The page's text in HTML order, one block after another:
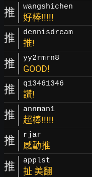
推 wangshichen
好棒!!!!!
推 dennisdream
推!
推 yy2rmrn8
GOOD!
推 q13461346
讚!
推 annman1
超棒!!!!!
推 rjar
感動推
推 applst
扯 美翻